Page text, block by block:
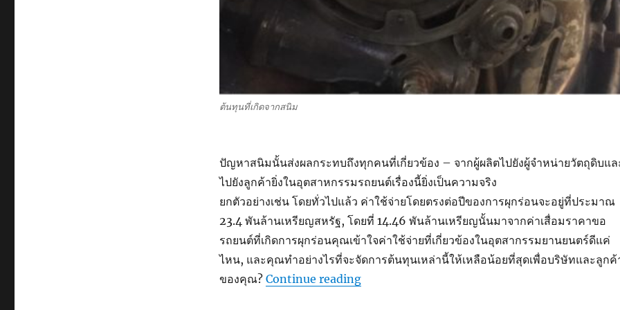
ต้นทุนที่เกิดจากสนิม
ปัญหาสนิมนั้นส่งผลกระทบถึงทุกคนที่เกี่ยวข้อง – จากผู้ผลิตไปยังผู้จำหน่ายวัตถุดิบแล
ไปยังลูกค้ายิ่งในอุตสาหกรรมรถยนต์เรื่องนี้ยิ่งเป็นความจริง
ยกตัวอย่างเช่น โดยทั่วไปแล้ว ค่าใช้จ่ายโดยตรงต่อปีของการผุกร่อนจะอยู่ที่ประมาณ
23.4 พันล้านเหรียญสหรัฐ, โดยที่ 14.46 พันล้านเหรียญนั้นมาจากค่าเสื่อมราคาขอ
รถยนต์ที่เกิดการผุกร่อนคุณเข้าใจค่าใช้จ่ายที่เกี่ยวข้องในอุตสากรรมยานยนตร์ดีแค่
ไหน, และคุณทำอย่างไรที่จะจัดการต้นทุนเหล่านี้ให้เหลือน้อยที่สุดเพื่อบริษัทและลูกค้
ของคุณ? Continue reading“ต้นทุนที่เกิดจากสนิมต่อชิ้นส่วนรถยนต์เป็นอย่างไร?”